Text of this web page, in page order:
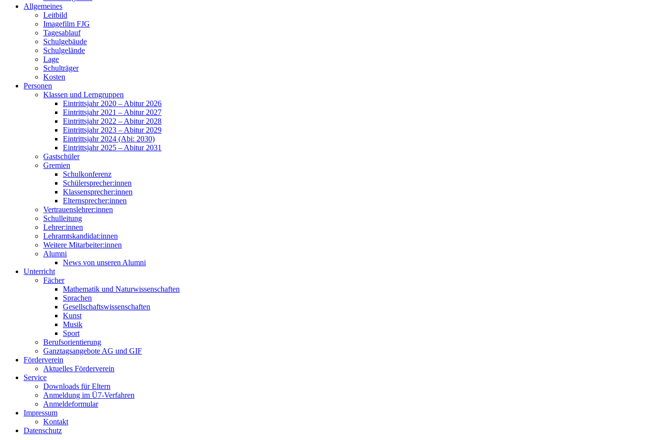
Allgemeines
Leitbild
Imagefilm FJG
Tagesablauf
Schulgebäude
Schulgelände
Lage
Schulträger
Kosten
Personen
Klassen und Lerngruppen
Eintrittsjahr 2020 – Abitur 2026
Eintrittsjahr 2021 – Abitur 2027
Eintrittsjahr 2022 – Abitur 2028
Eintrittsjahr 2023 – Abitur 2029
Eintrittsjahr 2024 (Abi: 2030)
Eintrittsjahr 2025 – Abitur 2031
Gastschüler
Gremien
Schulkonferenz
Schülersprecher:innen
Klassensprecher:innen
Elternsprecher:innen
Vertrauenslehrer:innen
Schulleitung
Lehrer:innen
Lehramtskandidat:innen
Weitere Mitarbeiter:innen
Alumni
News von unseren Alumni
Unterricht
Fächer
Mathematik und Naturwissenschaften
Sprachen
Gesellschaftswissenschaften
Kunst
Musik
Sport
Berufsorientierung
Ganztagsangebote AG und GIF
Förderverein
Aktuelles Förderverein
Service
Downloads für Eltern
Anmeldung im Ü7-Verfahren
Anmeldeformular
Impressum
Kontakt
Datenschutz